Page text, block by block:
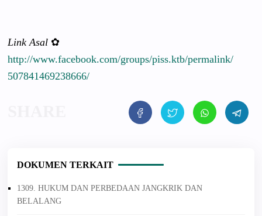
Link Asal ✿
http://www.facebook.com/groups/piss.ktb/permalink/
507841469238666/
DOKUMEN TERKAIT
1309. HUKUM DAN PERBEDAAN JANGKRIK DAN
BELALANG